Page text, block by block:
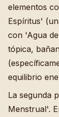
elementos
Espíritus'
con 'Agua
tópica,
equilibrio
La segunda
Menstrual'.